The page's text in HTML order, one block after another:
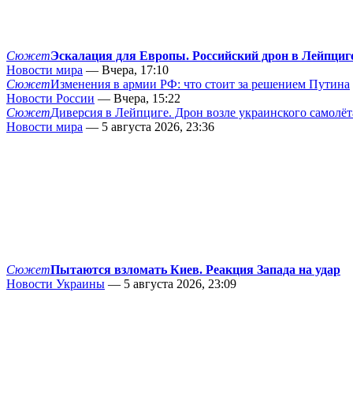
СюжетЭскалация для Европы. Российский дрон в
Новости мира — Вчера, 17:10
СюжетИзменения в армии РФ: что стоит за решением Путина
Новости России — Вчера, 15:22
СюжетДиверсия в Лейпциге. Дрон возле украинского
Новости мира — 5 августа 2026, 23:36
СюжетПытаются взломать Киев. Реакция Запада на удар
Новости Украины — 5 августа 2026, 23:09